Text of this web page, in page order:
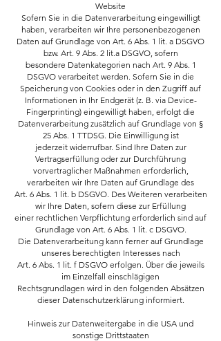
Website
Sofern Sie in die Datenverarbeitung eingewilligt
haben, verarbeiten wir Ihre personenbezogenen
Daten auf Grundlage von Art. 6 Abs. 1 lit. a DSGVO
bzw. Art. 9 Abs. 2 lit.a DSGVO, sofern
besondere Datenkategorien nach Art. 9 Abs. 1
DSGVO verarbeitet werden. Sofern Sie in die
Speicherung von Cookies oder in den Zugriff auf
Informationen in Ihr Endgerät (z. B. via Device-
Fingerprinting) eingewilligt haben, erfolgt die
Datenverarbeitung zusätzlich auf Grundlage von §
25 Abs. 1 TTDSG. Die Einwilligung ist
jederzeit widerrufbar. Sind Ihre Daten zur
Vertragserfüllung oder zur Durchführung
vorvertraglicher Maßnahmen erforderlich,
verarbeiten wir Ihre Daten auf Grundlage des
Art. 6 Abs. 1 lit. b DSGVO. Des Weiteren verarbeiten
wir Ihre Daten, sofern diese zur Erfüllung
einer rechtlichen Verpflichtung erforderlich sind auf
Grundlage von Art. 6 Abs. 1 lit. c DSGVO.
Die Datenverarbeitung kann ferner auf Grundlage
unseres berechtigten Interesses nach
Art. 6 Abs. 1 lit. f DSGVO erfolgen. Über die jeweils
im Einzelfall einschlägigen
Rechtsgrundlagen wird in den folgenden Absätzen
dieser Datenschutzerklärung informiert.
Hinweis zur Datenweitergabe in die USA und
sonstige Drittstaaten